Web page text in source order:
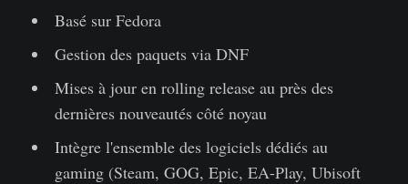
Basé sur Fedora
Gestion des paquets via DNF
Mises à jour en rolling release au près des
dernières nouveautés côté noyau
Intègre l'ensemble des logiciels dédiés au
gaming (Steam, GOG, Epic, EA-Play, Ubisoft